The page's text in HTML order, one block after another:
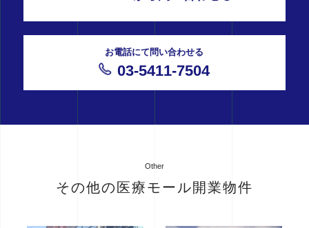
お電話にて問い合わせる
03-5411-7504
Other
その他の医療モール開業物件